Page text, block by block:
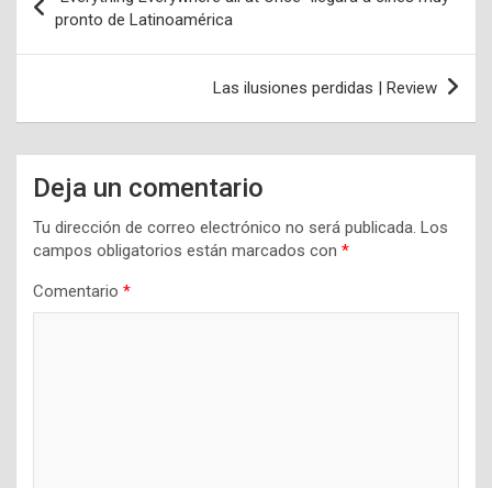
de
entradas
pronto de Latinoamérica
Las ilusiones perdidas | Review
Deja un comentario
Tu dirección de correo electrónico no será publicada. Los
campos obligatorios están marcados con *
Comentario *